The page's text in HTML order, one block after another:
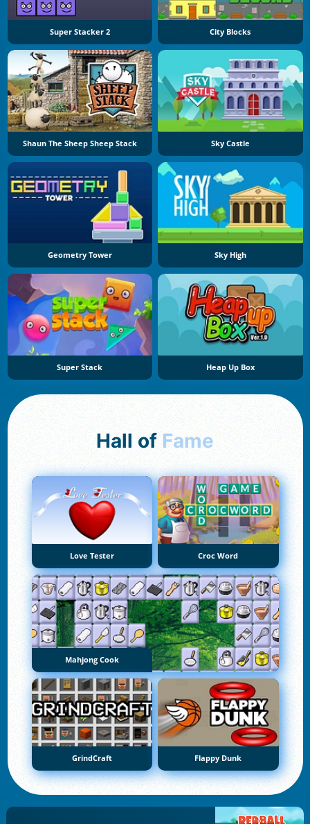
Super Stacker 2 City Blocks
Shaun The Sheep Sheep Stack Sky Castle
Geometry Tower Sky High
Super Stack Heap Up Box
Hall of Fame
Love Tester Croc Word
Mahjong Cook
GrindCraft Flappy Dunk